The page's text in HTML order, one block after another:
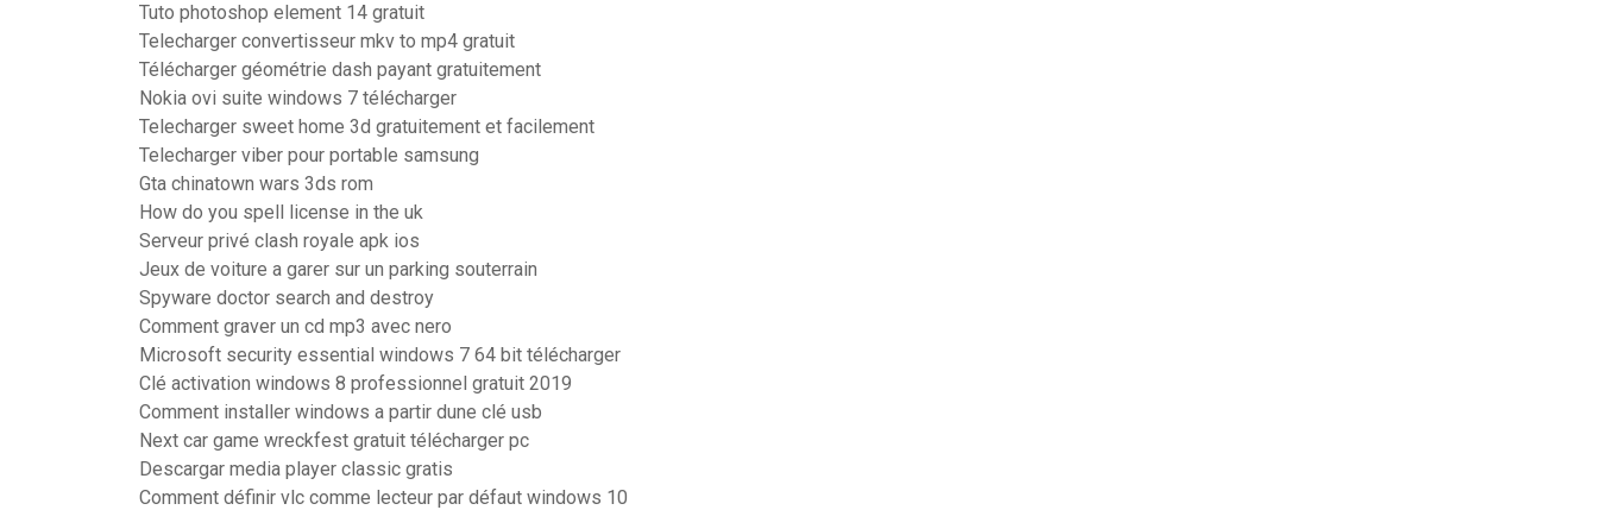
Tuto photoshop element 14 gratuit
Telecharger convertisseur mkv to mp4 gratuit
Télécharger géométrie dash payant gratuitement
Nokia ovi suite windows 7 télécharger
Telecharger sweet home 3d gratuitement et facilement
Telecharger viber pour portable samsung
Gta chinatown wars 3ds rom
How do you spell license in the uk
Serveur privé clash royale apk ios
Jeux de voiture a garer sur un parking souterrain
Spyware doctor search and destroy
Comment graver un cd mp3 avec nero
Microsoft security essential windows 7 64 bit télécharger
Clé activation windows 8 professionnel gratuit 2019
Comment installer windows a partir dune clé usb
Next car game wreckfest gratuit télécharger pc
Descargar media player classic gratis
Comment définir vlc comme lecteur par défaut windows 10